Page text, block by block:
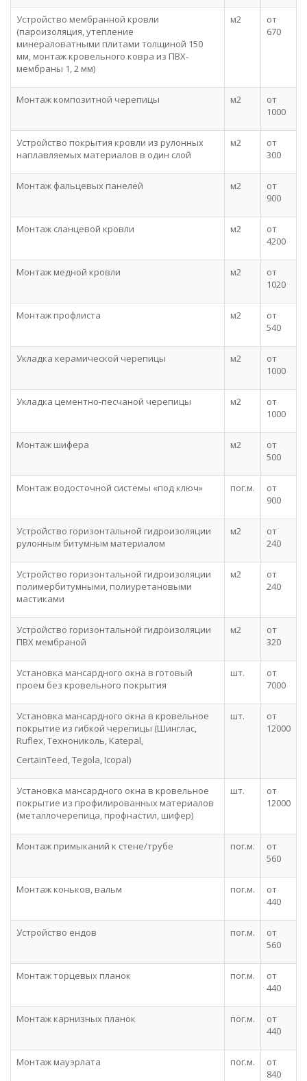
Устройство мембранной кровли
(пароизоляция, утепление
минераловатными плитами толщиной 150
мм, монтаж кровельного ковра из ПВХ-
мембраны 1, 2 мм)
м2
от
670
Монтаж композитной черепицы м2
от
1000
Устройство покрытия кровли из рулонных
наплавляемых материалов в один слой
м2
от
300
Монтаж фальцевых панелей м2
от
900
Монтаж сланцевой кровли м2
от
4200
Монтаж медной кровли м2
от
1020
Монтаж профлиста м2
от
540
Укладка керамической черепицы м2
от
1000
Укладка цементно-песчаной черепицы м2
от
1000
Монтаж шифера м2
от
500
Монтаж водосточной системы «под ключ» пог.м.
от
900
Устройство горизонтальной гидроизоляции
рулонным битумным материалом
м2
от
240
Устройство горизонтальной гидроизоляции
полимербитумными, полиуретановыми
мастиками
м2
от
240
Устройство горизонтальной гидроизоляции
ПВХ мембраной
м2
от
320
Установка мансардного окна в готовый
проем без кровельного покрытия
шт.
от
7000
Установка мансардного окна в кровельное
покрытие из гибкой черепицы (Шинглас,
Ruflex, Технониколь, Кatepal,
CertainTeed, Tegola, Icopal)
шт.
от
12000
Установка мансардного окна в кровельное
покрытие из профилированных материалов
(металлочерепица, профнастил, шифер)
шт.
от
12000
Монтаж примыканий к стене/трубе пог.м.
от
560
Монтаж коньков, вальм пог.м.
от
440
Устройство ендов пог.м.
от
560
Монтаж торцевых планок пог.м.
от
440
Монтаж карнизных планок пог.м.
от
440
Монтаж мауэрлата пог.м.
от
840